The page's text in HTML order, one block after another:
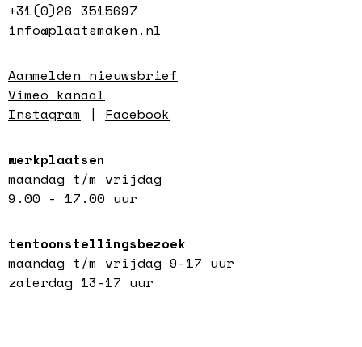
+31(0)26 3515697
info@plaatsmaken.nl
Aanmelden nieuwsbrief
Vimeo kanaal
Instagram | Facebook
werkplaatsen
maandag t/m vrijdag
9.00 - 17.00 uur
tentoonstellingsbezoek
maandag t/m vrijdag 9-17 uur
zaterdag 13-17 uur